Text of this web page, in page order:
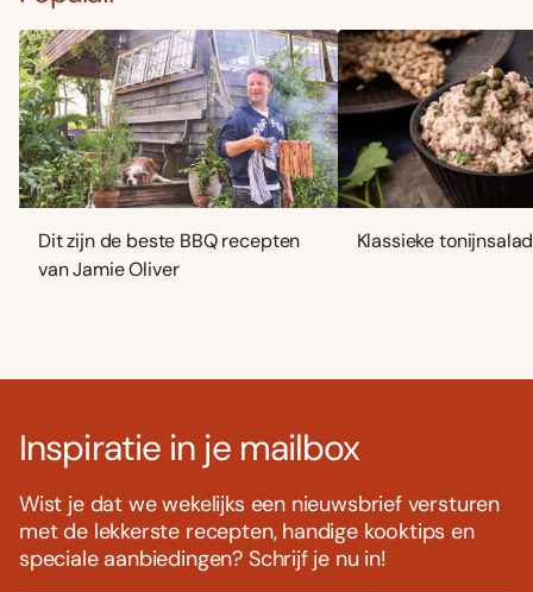
Dit zijn de beste BBQ recepten
van Jamie Oliver
Klassieke
Inspiratie in je mailbox
Wist je dat we wekelijks een nieuwsbrief versturen
met de lekkerste recepten, handige kooktips en
speciale aanbiedingen? Schrijf je nu in!